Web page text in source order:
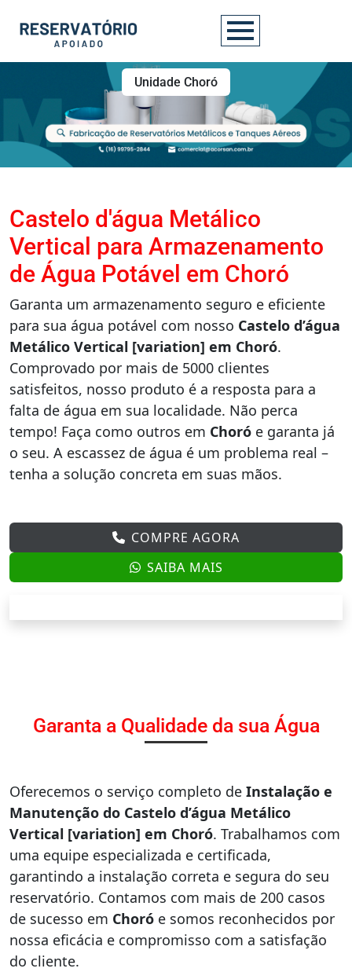
Unidade Choró
Castelo d'água Metálico
Vertical para Armazenamento
de Água Potável em Choró
Garanta um armazenamento seguro e eficiente
para sua água potável com nosso Castelo d’água
Metálico Vertical [variation] em Choró.
Comprovado por mais de 5000 clientes
satisfeitos, nosso produto é a resposta para a
falta de água em sua localidade. Não perca
tempo! Faça como outros em Choró e garanta já
o seu. A escassez de água é um problema real –
tenha a solução concreta em suas mãos.
COMPRE AGORA
SAIBA MAIS
Garanta a Qualidade da sua Água
Oferecemos o serviço completo de Instalação e
Manutenção do Castelo d’água Metálico
Vertical [variation] em Choró. Trabalhamos com
uma equipe especializada e certificada,
garantindo a instalação correta e segura do seu
reservatório. Contamos com mais de 200 casos
de sucesso em Choró e somos reconhecidos por
nossa eficácia e compromisso com a satisfação
do cliente.